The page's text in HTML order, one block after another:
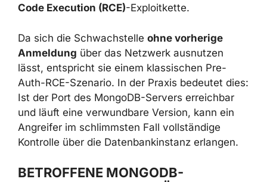
typischer Baustein zum Aufbau einer
Da sich die Schwachstelleohne vorherige
Anmeldungüber das Netzwerk ausnutzen
lässt, entspricht sie einem klassischen Pre-
Auth-RCE-Szenario. In der Praxis bedeutet
dies: Ist der Port des MongoDB-Servers
erreichbar und läuft eine verwundbare
Version, kann ein Angreifer im schlimmsten
Datenbankinstanz erlangen.